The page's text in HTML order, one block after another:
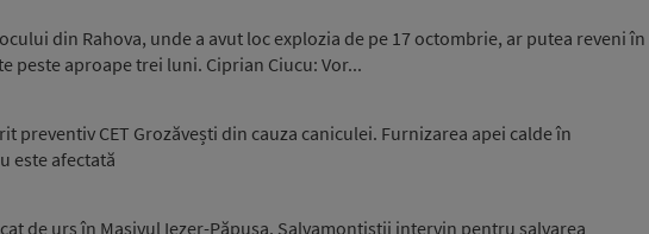
din Rahova, unde a avut loc explozia de pe 17 octombrie, ar putea reveni în
peste aproape trei luni. Ciprian Ciucu: Vor...
preventiv CET Grozăvești din cauza caniculei. Furnizarea apei calde în
este afectată
de urs în Masivul Iezer-Păpușa. Salvamontiștii intervin pentru salvarea